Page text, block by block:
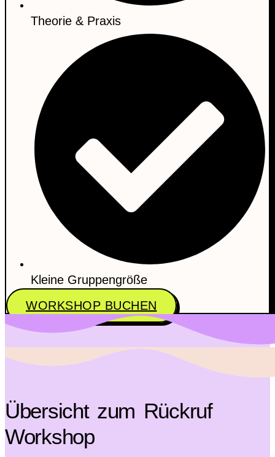
Theorie & Praxis
Kleine Gruppengröße
WORKSHOP BUCHEN
Übersicht zum Rückruf
Workshop